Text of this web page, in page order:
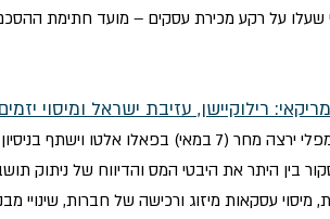
שעלו על רקע מכירת עסקים – מועד חתימת
רילוקיישן, עזיבת ישראל ומיסוי
עו"ד (רו"ח) מאורי עמפלי ירצה מחר (7
בין היתר את היבטי המס והדיווח של ניתוק
מיסוי עסקאות מיזוג ורכישה של חברות,